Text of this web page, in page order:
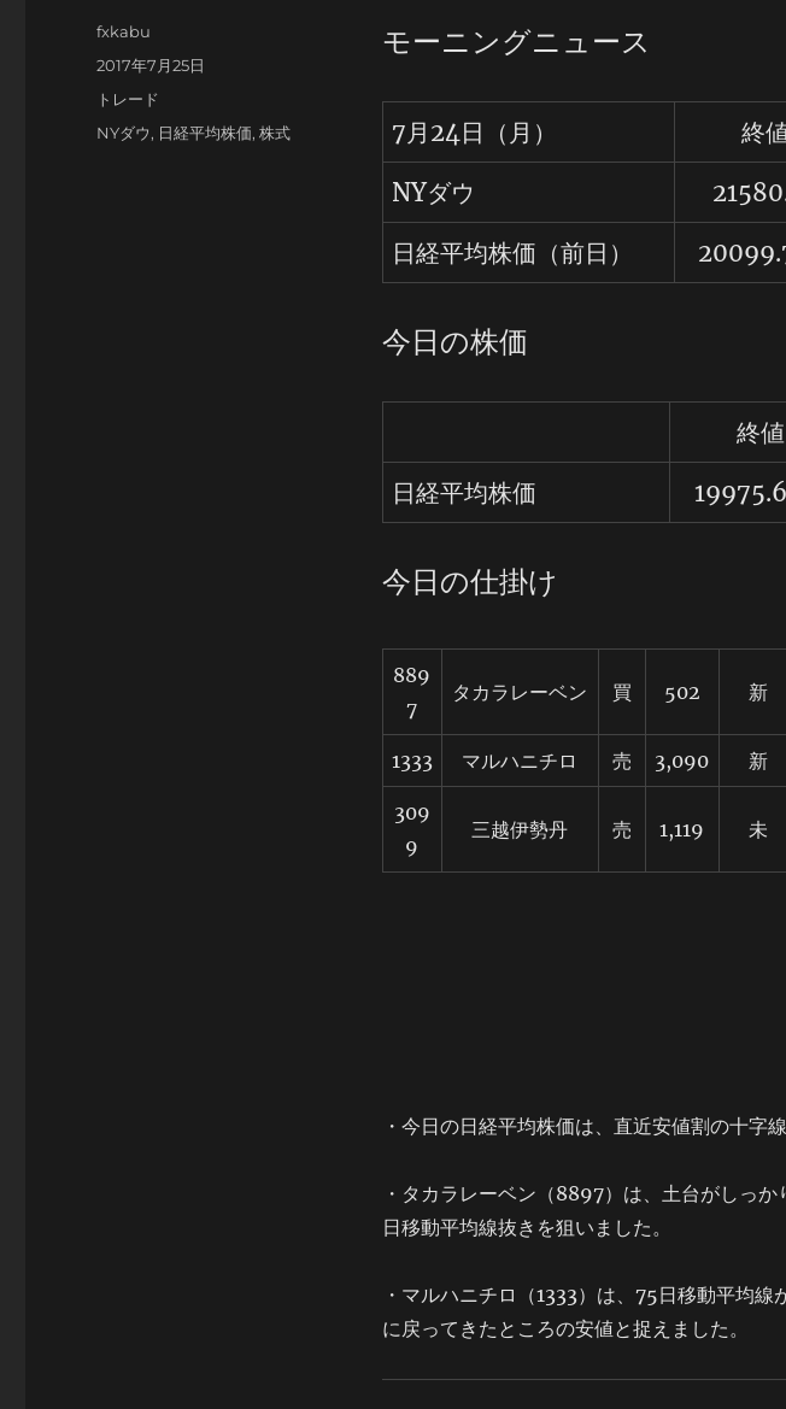
モーニングニュース
7月24日（月） 終
NYダウ
日経平均株価（前日）
今日の株価
終値
日経平均株価
今日の仕掛け
889
7
タカラレーベン 買 502 新
1333 マルハニチロ 売 3,090 新
309
9
三越伊勢丹 売 1,119 未
・今日の日経平均株価は、直近安値割の十字
・タカラレーベン（8897）は、土台がしっ
日移動平均線抜きを狙いました。
・マルハニチロ（1333）は、75日移動平均
に戻ってきたところの安値と捉えました。
投
稿
fxkabu
投
稿
2017年7月25日
カ
トレード
タ
NYダウ, 日経平均株価,株式